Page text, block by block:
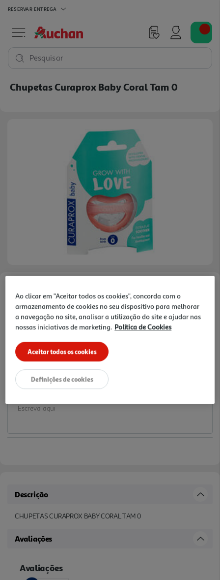
RESERVAR ENTREGA
Pesquisar
Chupetas Curaprox Baby Coral Tam 0
12.84 €/un
12,84 €
Notas de preparação
Descrição
CHUPETAS CURAPROX BABY CORAL TAM 0
Avaliações
Ao clicar em "Aceitar todos os cookies", concorda com o
armazenamento de cookies no seu dispositivo para melhorar
a navegação no site, analisar a utilização do site e ajudar nas
nossas iniciativas de marketing. Política de Cookies
Aceitar todos os cookies
Definições de cookies